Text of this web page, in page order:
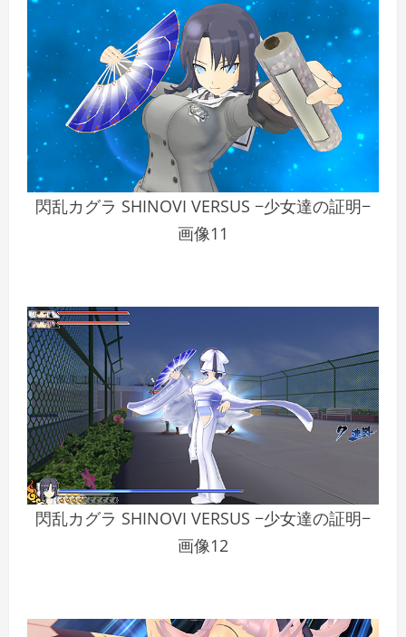
閃乱カグラ SHINOVI VERSUS −少女達の証明−
画像11
閃乱カグラ SHINOVI VERSUS −少女達の証明−
画像12